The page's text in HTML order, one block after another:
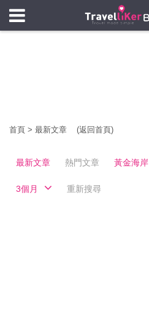
首頁 > 最新文章 (返回首頁)
最新文章 熱門文章 黃金海岸
3個月 重新搜尋